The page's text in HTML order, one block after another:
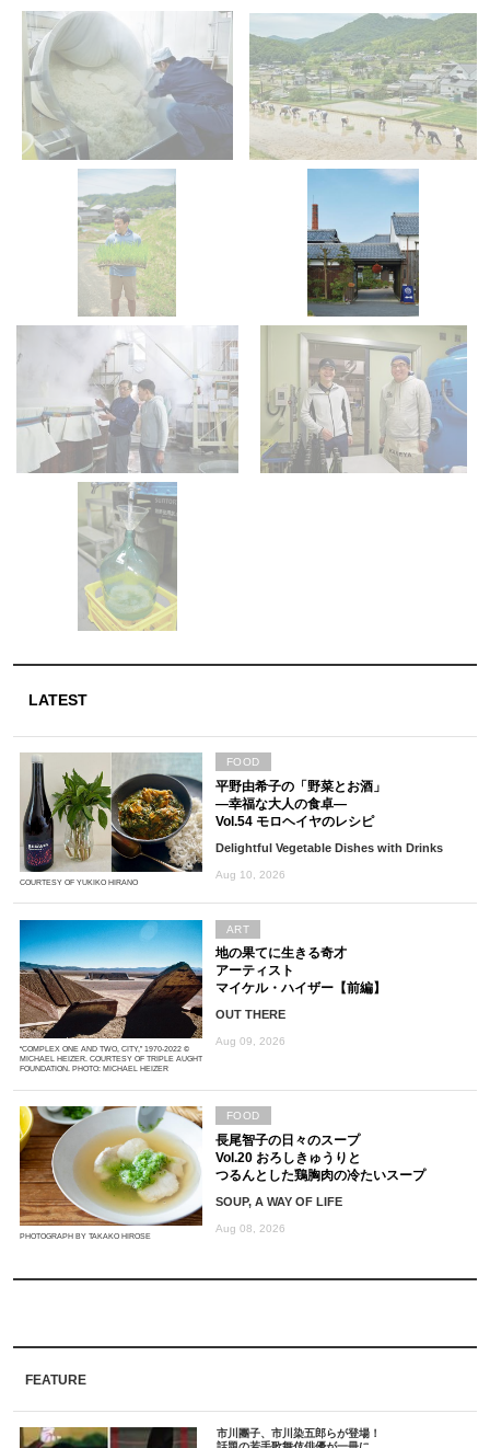
LATEST
COURTESY OF YUKIKO HIRANO
平野由希子の「野菜とお酒」
―幸福な大人の食卓―
Vol.54 モロヘイヤのレシピ
Delightful Vegetable Dishes with Drinks
Aug 10, 2026
FOOD
“COMPLEX ONE AND TWO, CITY,” 1970-2022 ©
MICHAEL HEIZER. COURTESY OF TRIPLE AUGHT
FOUNDATION. PHOTO: MICHAEL HEIZER
地の果てに生きる奇才
アーティスト
マイケル・ハイザー【前編】
OUT THERE
Aug 09, 2026
ART
PHOTOGRAPH BY TAKAKO HIROSE
長尾智子の日々のスープ
Vol.20 おろしきゅうりと
つるんとした鶏胸肉の冷たいスープ
SOUP, A WAY OF LIFE
Aug 08, 2026
FOOD
FEATURE
市川團子、市川染五郎らが登場！